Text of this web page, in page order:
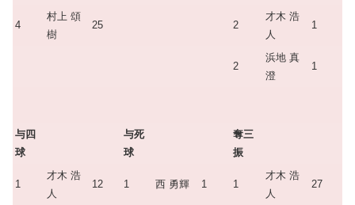
4
村上 頌
樹
25 2
才木 浩
人
1
2
浜地 真
澄
1
与四
球
与死
球
奪三
振
1
才木 浩
人
12 1 西 勇輝 1 1
才木 浩
人
27